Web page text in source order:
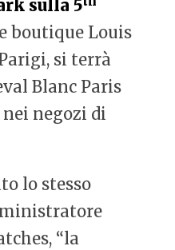
sulla 5
boutique Louis
si terrà
Blanc Paris
negozi di
lo stesso
“la